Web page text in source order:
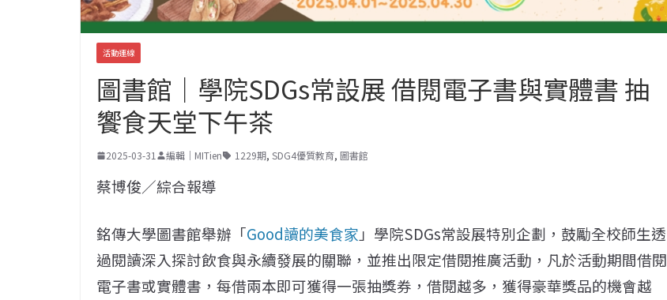
活動連線
圖書館｜學院SDGs常設展 借閱電子書與實體書 抽
饗食天堂下午茶
2025-03-31 編輯｜MITien 1229期, SDG4優質教育, 圖書館
蔡博俊／綜合報導
銘傳大學圖書館舉辦「Good讀的美食家 」學院SDGs常設展特別企劃，鼓勵全校師生透
過閱讀深入探討飲食與永續發展的關聯，並推出限定借閱推廣活動，凡於活動期間借閱
電子書或實體書，每借兩本即可獲得一張抽獎券，借閱越多，獲得豪華獎品的機會越